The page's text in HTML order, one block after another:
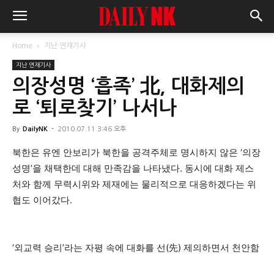
Home 지난 연재기사
지난 연재기사
의장성명 ‘흡족’ 北, 대화제의
로 ‘퇴로찾기’ 나서나
By DailyNK - 2010.07.11 3:46 오후
북한은 유엔 안보리가 북한을 공격주체로 명시하지 않은 ‘의장
성명’을 채택한데 대해 만족감을 나타냈다. 동시에 대화 제스
처와 함께 무력시위와 제재에는 물리적으로 대응하겠다는 위
협도 이어갔다.
‘외교력 승리’라는 자평 속에 대화를 선(先) 제의하면서 천안함